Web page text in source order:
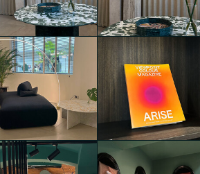
SENSES
Isabella Erika
Schmalzbauer
SENSES
Isabella Erika
Schmalzbauer
SENSES
Schmalzbauer
SENSES
Isabella Erika
Schmalzbauer